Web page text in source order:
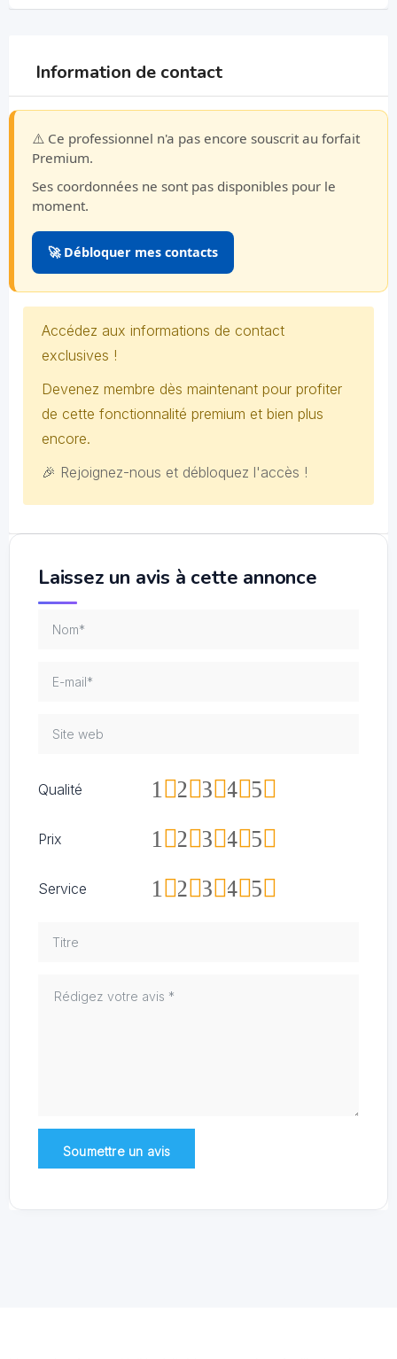
Information de contact
⚠️ Ce professionnel n'a pas encore souscrit au forfait
Premium.
Ses coordonnées ne sont pas disponibles pour le
moment.
🚀 Débloquer mes contacts
Accédez aux informations de contact
exclusives !
Devenez membre dès maintenant pour profiter
de cette fonctionnalité premium et bien plus
encore.
🎉 Rejoignez-nous et débloquez l'accès !
Laissez un avis à cette annonce
Qualité 5
4
3
2
1
Prix 5
4
3
2
1
Service 5
4
3
2
1